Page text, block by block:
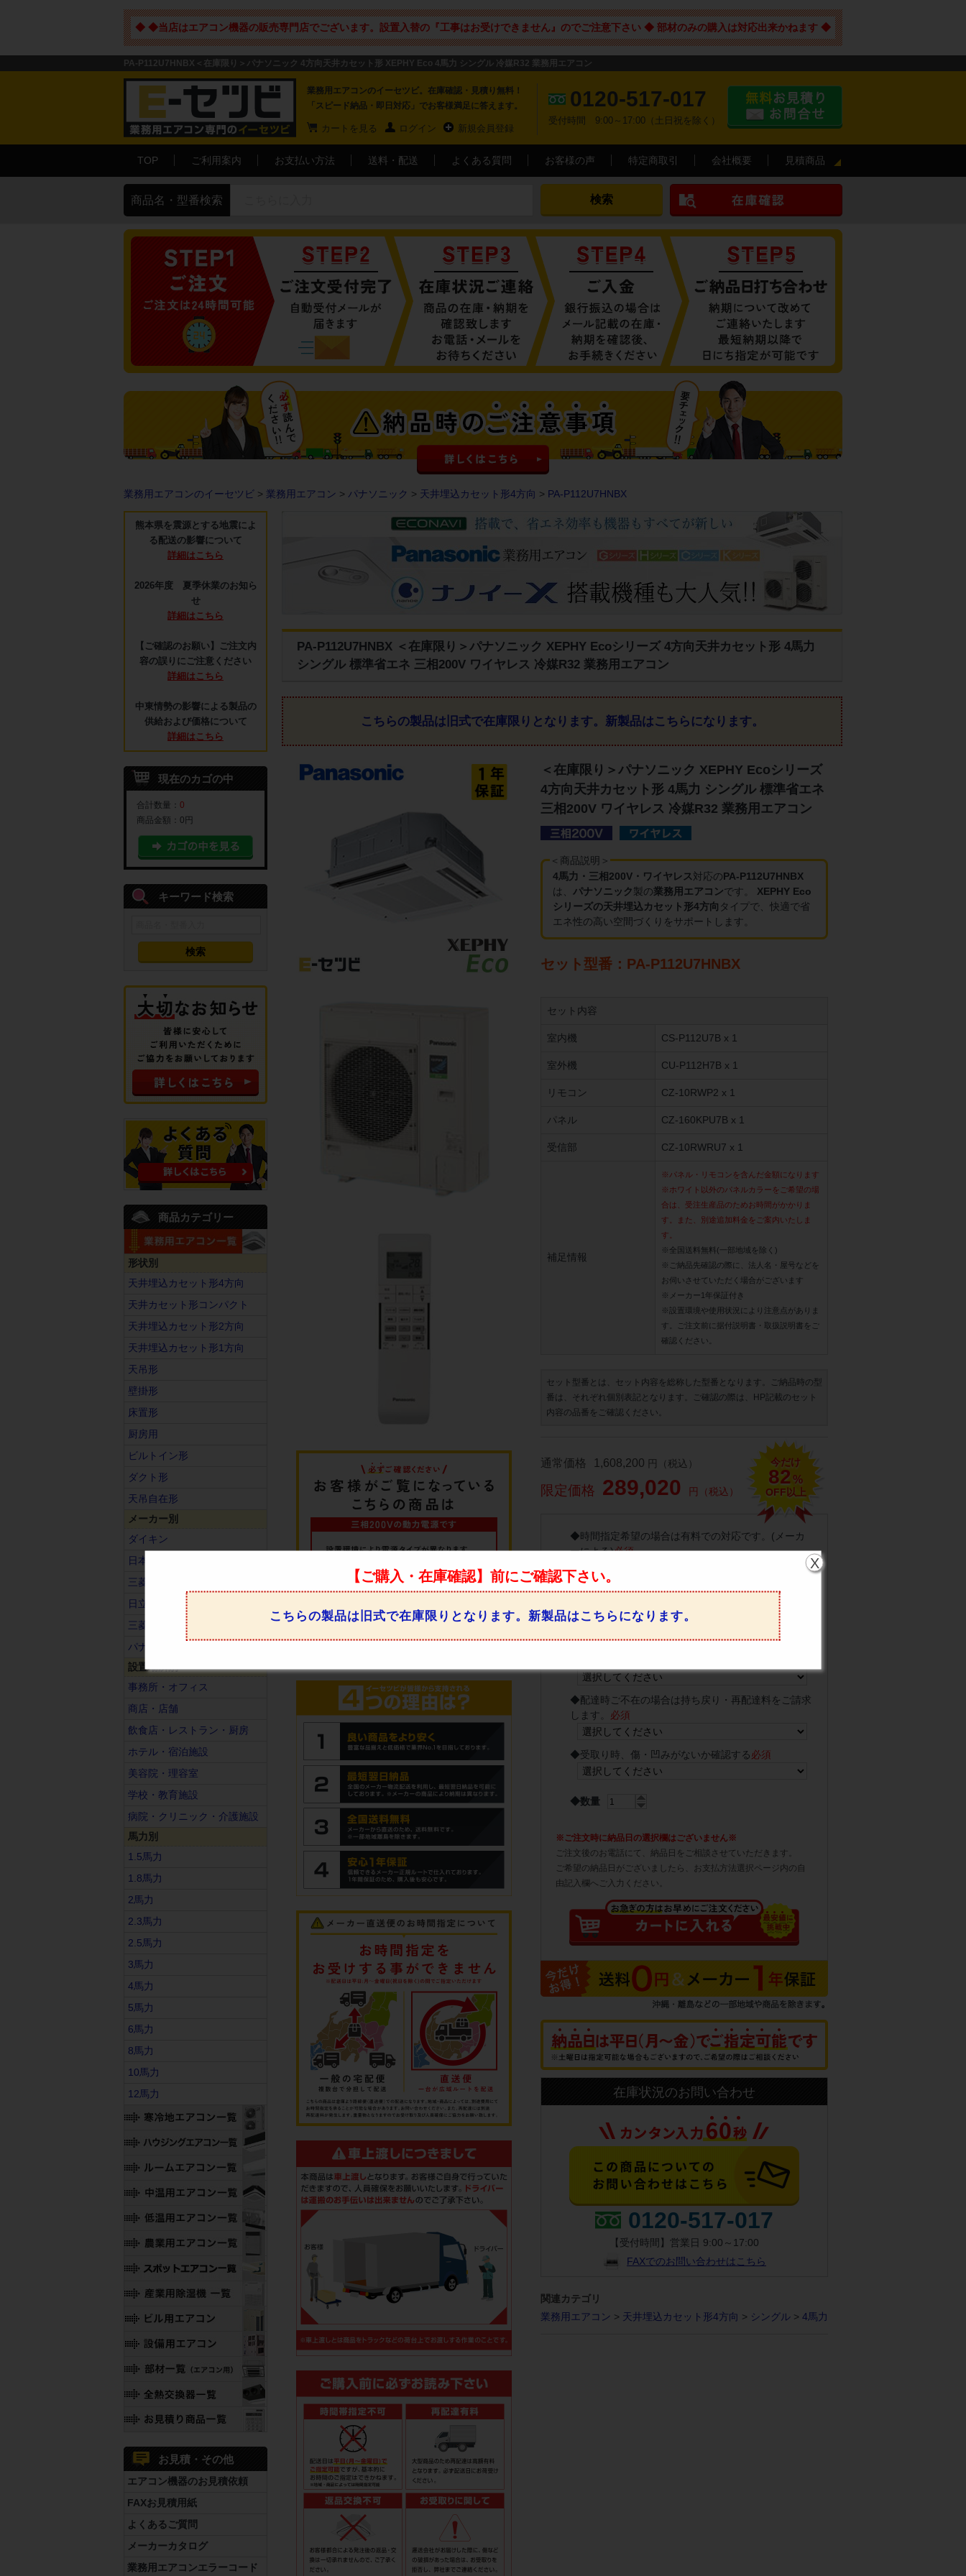
◆ ◆当店はエアコン機器の販売専門店でございます。設置入替の『工事はお受けできません』のでご注意下さい ◆ 部材のみの購入は対応出来かねます ◆
PA-P112U7HNBX＜在庫限り＞パナソニック 4方向天井カセット形 XEPHY Eco 4馬力 シングル 冷媒R32 業務用エアコン
業務用エアコンのイーセツビ。在庫確認・見積り無料！
「スピード納品・即日対応」でお客様満足に答えます。
カートを見る ログイン 新規会員登録
0120-517-017
受付時間 9:00～17:00（土日祝を除く）
TOP ご利用案内 お支払い方法 送料・配送 よくある質問 お客様の声 特定商取引 会社概要 見積商品
商品名・型番検索
業務用エアコンのイーセツビ > 業務用エアコン > パナソニック > 天井埋込カセット形4方向 > PA-P112U7HNBX
PA-P112U7HNBX ＜在庫限り＞パナソニック XEPHY Ecoシリーズ 4方向天井カセット形 4馬力
シングル 標準省エネ 三相200V ワイヤレス 冷媒R32 業務用エアコン
こちらの製品は旧式で在庫限りとなります。 新製品はこちらになります。
＜在庫限り＞パナソニック XEPHY Ecoシリーズ
4方向天井カセット形 4馬力 シングル 標準省エネ
三相200V ワイヤレス 冷媒R32 業務用エアコン
＜商品説明＞
4馬力・三相200V・ワイヤレス対応のPA-P112U7HNBX
は、 パナソニック製の業務用エアコンです。 XEPHY Eco
シリーズの天井埋込カセット形4方向 タイプで、快適で省
エネ性の高い空間づくりをサポートします。
セット型番：PA-P112U7HNBX
セット内容
室内機 CS-P112U7B x 1
室外機 CU-P112H7B x 1
リモコン CZ-10RWP2 x 1
パネル CZ-160KPU7B x 1
受信部 CZ-10RWRU7 x 1
補足情報
※パネル・リモコンを含んだ金額になります
※ホワイト以外のパネルカラーをご希望の場
合は、受注生産品のためお時間がかかりま
す。また、別途追加料金をご案内いたしま
す。
※全国送料無料(一部地域を除く)
※ご納品先確認の際に、法人名・屋号などを
お伺いさせていただく場合がございます
※メーカー1年保証付き
※設置環境や使用状況により注意点がありま
す。ご注文前に据付説明書・取扱説明書をご
確認ください。
セット型番とは、セット内容を総称した型番となります。ご納品時の型
番は、それぞれ個別表記となります。ご確認の際は、HP記載のセット
内容の品番をご確認ください。
通常価格 1,608,200 円（税込）
限定価格 289,020 円（税込）
今だけ
82 %
OFF以上
◆時間指定希望の場合は有料での対応です。(メーカ
ーによる)必須
◆事前、当日の問合番号・時間確認の対応は出来かね
◆配達時ご不在の場合は持ち戻り・再配達料をご請求
します。 必須
◆受取り時、傷・凹みがないか確認する必須
◆数量
※ご注文時に納品日の選択欄はございません※
ご注文後のお電話にて、納品日をご相談させていただきます。
ご希望の納品日がございましたら、お支払方法選択ページ内の自
由記入欄へご入力ください。
在庫状況のお問い合わせ
0120-517-017
【受付時間】営業日 9:00～17:00
FAXでのお問い合わせはこちら
関連カテゴリ
業務用エアコン > 天井埋込カセット形4方向 > シングル > 4馬力
【ご購入・在庫確認】前にご確認下さい。
こちらの製品は旧式で在庫限りとなります。新製品はこちらになります。
X
熊本県を震源とする地震によ
る配送の影響について
詳細はこちら
2026年度 夏季休業のお知ら
せ
詳細はこちら
【ご確認のお願い】ご注文内
容の誤りにご注意ください
詳細はこちら
中東情勢の影響による製品の
供給および価格について
詳細はこちら
現在のカゴの中
合計数量： 0
商品金額： 0円
キーワード検索
商品カテゴリー
形状別
天井埋込カセット形4方向
天井カセット形コンパクト
天井埋込カセット形2方向
天井埋込カセット形1方向
天吊形
壁掛形
床置形
厨房用
ビルトイン形
ダクト形
天吊自在形
メーカー別
ダイキン
日本キヤリア（旧東芝）
三菱電機
日立
三菱重工
パナソニック
設置場所別
事務所・オフィス
商店・店舗
飲食店・レストラン・厨房
ホテル・宿泊施設
美容院・理容室
学校・教育施設
病院・クリニック・介護施設
馬力別
1.5馬力
1.8馬力
2馬力
2.3馬力
2.5馬力
3馬力
4馬力
5馬力
6馬力
8馬力
10馬力
12馬力
お見積・その他
エアコン機器のお見積依頼
FAXお見積用紙
よくあるご質問
メーカーカタログ
業務用エアコンエラーコード